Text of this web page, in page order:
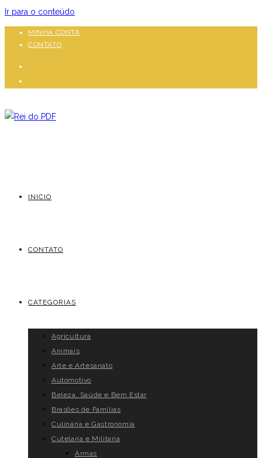
Ir para o conteúdo
MINHA CONTA
CONTATO
INICIO
CONTATO
CATEGORIAS
Agricultura
Animais
Arte e Artesanato
Automotivo
Beleza, Saúde e Bem Estar
Brasões de Famílias
Culinária e Gastronomia
Cutelaria e Militaria
Armas